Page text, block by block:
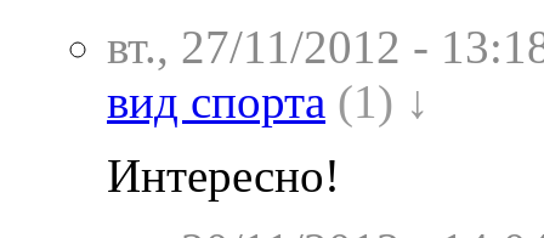
вт., 27/11/2012 -
вид спорта (1) ↓
Интересно!